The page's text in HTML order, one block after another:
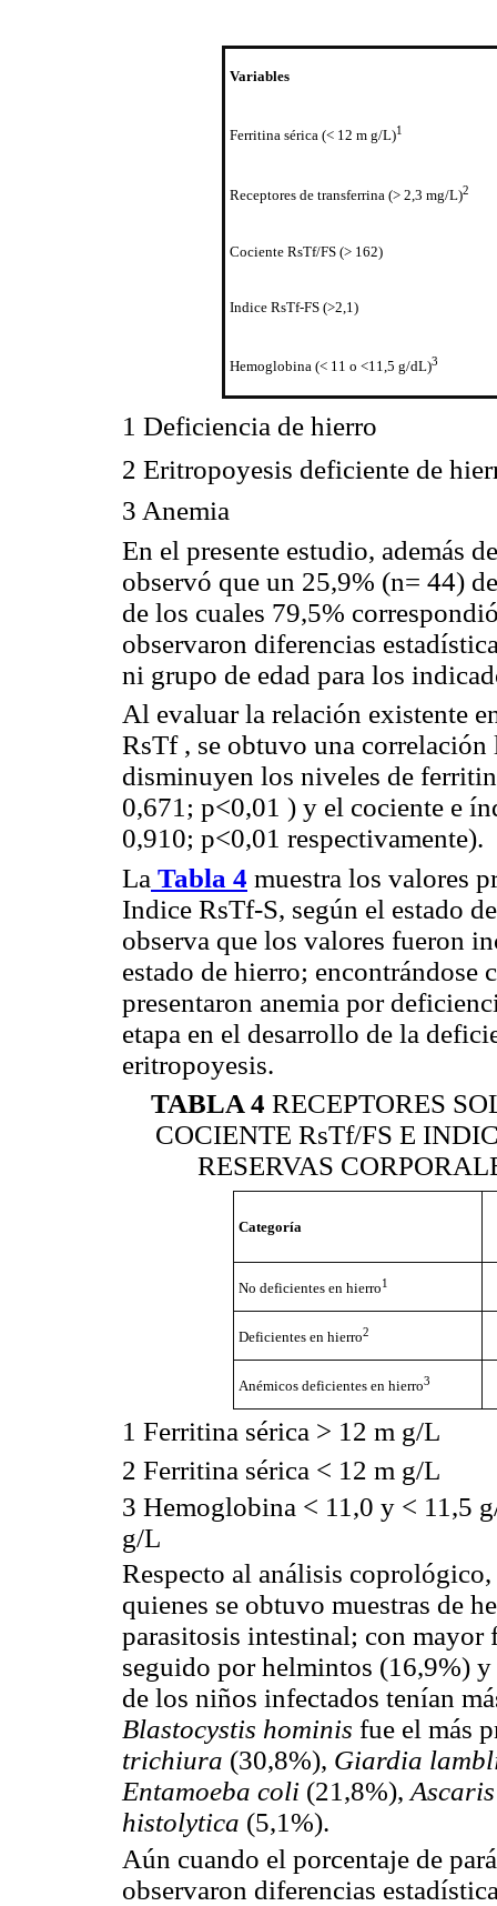
Variables
Ferritina sérica (< 12 m g/L)1
Receptores de transferrina (> 2,3 mg/L)2
Cociente RsTf/FS (> 162)
Indice RsTf-FS (>2,1)
Hemoglobina (< 11 o <11,5 g/dL)3
1 Deficiencia de hierro
2 Eritropoyesis deficiente de
3 Anemia
En el presente estudio, además
observó que un 25,9% (n= 44)
de los cuales 79,5%
observaron diferencias
ni grupo de edad para los
Al evaluar la relación existente
RsTf , se obtuvo una
disminuyen los niveles de
0,671; p<0,01 ) y el cociente e
0,910; p<0,01 respectivamente).
La Tabla 4 muestra los valores
Indice RsTf-S, según el estado
observa que los valores fueron
estado de hierro; encontrándose
presentaron anemia por
etapa en el desarrollo de la
eritropoyesis.
TABLA 4 RECEPTORES
COCIENTE RsTf/FS E
RESERVAS
Categoría
No deficientes en hierro1
Deficientes en hierro2
Anémicos deficientes en hierro3
1 Ferritina sérica > 12 m g/L
2 Ferritina sérica < 12 m g/L
3 Hemoglobina < 11,0 y < 11,5
g/L
Respecto al análisis
quienes se obtuvo muestras de
parasitosis intestinal; con
seguido por helmintos (16,9%)
de los niños infectados tenían
Blastocystis hominis fue el más
trichiura (30,8%), Giardia
Entamoeba coli (21,8%),
histolytica (5,1%).
Aún cuando el porcentaje de
observaron diferencias